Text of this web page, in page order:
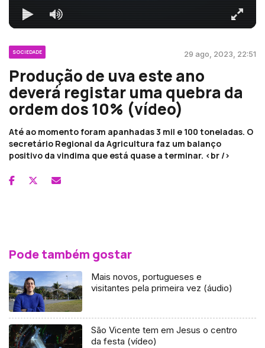
SOCIEDADE 29 ago, 2023, 22:51
Produção de uva este ano
deverá registar uma quebra da
ordem dos 10% (vídeo)
Até ao momento foram apanhadas 3 mil e 100 toneladas. O
secretário Regional da Agricultura faz um balanço
positivo da vindima que está quase a terminar. <br />
Pode também gostar
Mais novos, portugueses e
visitantes pela primeira vez (áudio)
São Vicente tem em Jesus o centro
da festa (vídeo)